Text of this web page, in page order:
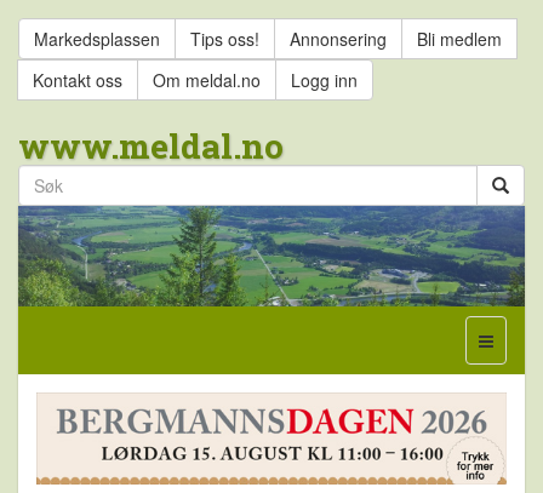
Markedsplassen Tips oss! Annonsering
Bli medlem
Kontakt oss
Om meldal.no Logg inn
www.meldal.no